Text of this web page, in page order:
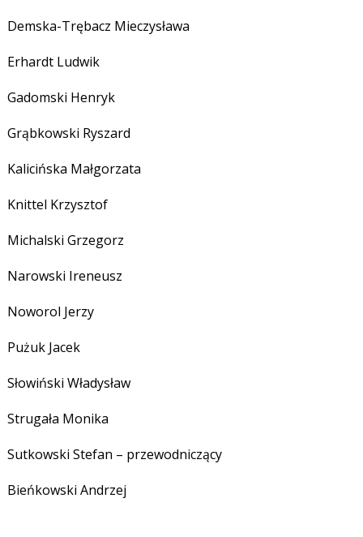
Demska-Trębacz Mieczysława
Erhardt Ludwik
Gadomski Henryk
Grąbkowski Ryszard
Kalicińska Małgorzata
Knittel Krzysztof
Michalski Grzegorz
Narowski Ireneusz
Noworol Jerzy
Pużuk Jacek
Słowiński Władysław
Strugała Monika
Sutkowski Stefan – przewodniczący
Bieńkowski Andrzej